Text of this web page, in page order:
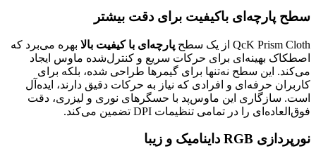
سطح پارچه‌ای باکیفیت برای دقت بیشتر
QcK Prism Cloth از یک سطح پارچه‌ای با کیفیت بالا بهره می‌برد که
اصطکاک بهینه‌ای برای حرکات سریع و کنترل‌شده ماوس ایجاد
می‌کند. این سطح نه‌تنها برای گیمرها طراحی شده، بلکه برای
کاربران حرفه‌ای و افرادی که نیاز به حرکات دقیق دارند، ایده‌آل
است. سازگاری این ماوس‌پد با حسگرهای نوری و لیزری، دقت
فوق‌العاده‌ای را در تمامی تنظیمات DPI تضمین می‌کند.
نورپردازی RGB داینامیک و زیبا